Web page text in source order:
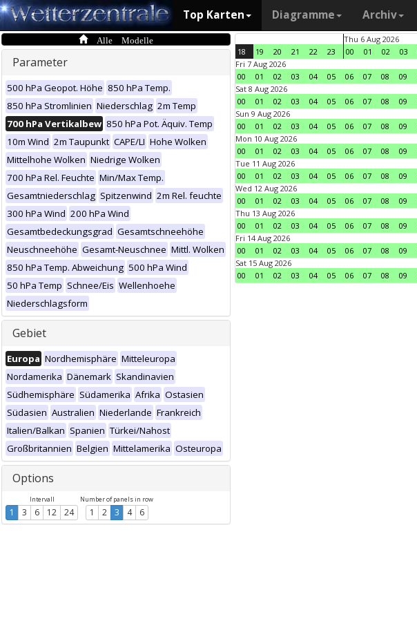
Top Karten Diagramme Archiv
Alle Modelle
Parameter
500 hPa Geopot. Höhe 850 hPa Temp.
850 hPa Stromlinien Niederschlag 2m Temp
700 hPa Vertikalbew 850 hPa Pot. Äquiv. Temp
10m Wind 2m Taupunkt CAPE/LI Hohe Wolken
Mittelhohe Wolken Niedrige Wolken
700 hPa Rel. Feuchte Min/Max Temp.
Gesamtniederschlag Spitzenwind 2m Rel. feuchte
300 hPa Wind 200 hPa Wind
Gesamtbedeckungsgrad Gesamtschneehöhe
Neuschneehöhe Gesamt-Neuschnee Mittl. Wolken
850 hPa Temp. Abweichung 500 hPa Wind
50 hPa Temp Schnee/Eis Wellenhoehe
Niederschlagsform
Gebiet
Europa Nordhemisphäre Mitteleuropa
Nordamerika Dänemark Skandinavien
Südhemisphäre Südamerika Afrika Ostasien
Südasien Australien Niederlande Frankreich
Italien/Balkan Spanien Türkei/Nahost
Großbritannien Belgien Mittelamerika Osteuropa
Options
Intervall
1 3 6 12 24
Number of panels in row
1 2 3 4 6
18 19 20 21 22 23
Thu 6 Aug 2026
00
01 02 03
Fri 7 Aug 2026
00
01 02 03 04 05 06 07 08 09
Sat 8 Aug 2026
00
01 02 03 04 05 06 07 08 09
Sun 9 Aug 2026
00
01 02 03 04 05 06 07 08 09
Mon 10 Aug 2026
00
01 02 03 04 05 06 07 08 09
Tue 11 Aug 2026
00
01 02 03 04 05 06 07 08 09
Wed 12 Aug 2026
00
01 02 03 04 05 06 07 08 09
Thu 13 Aug 2026
00
01 02 03 04 05 06 07 08 09
Fri 14 Aug 2026
00
01 02 03 04 05 06 07 08 09
Sat 15 Aug 2026
00
01 02 03 04 05 06 07 08 09